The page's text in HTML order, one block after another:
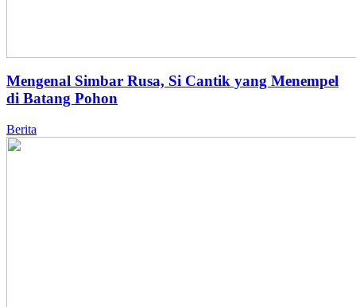
Mengenal Simbar Rusa, Si Cantik yang Menempel
di Batang Pohon
Berita